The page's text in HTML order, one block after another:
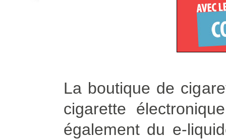
La boutique de
cigarette
également du e-